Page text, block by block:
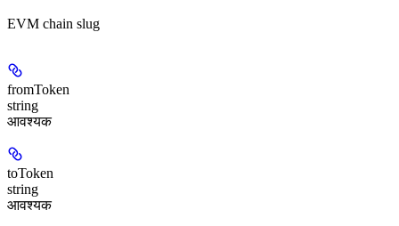
EVM chain slug
fromToken
string
आवश्यक
toToken
string
आवश्यक